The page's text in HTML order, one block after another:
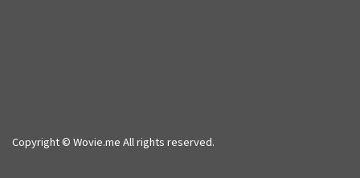
Copyright © Wovie.me All rights reserved.